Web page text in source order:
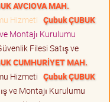
AVCIOVA MAH.
Hizmeti Çubuk ÇUBUK
Montajı Kurulumu
Filesi Satış ve
CUMHURİYET MAH.
Hizmeti Çubuk ÇUBUK
ve Montajı Kurulumu